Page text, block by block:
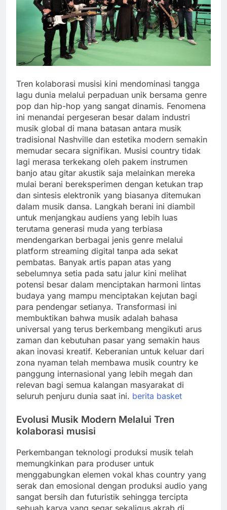
Tren kolaborasi musisi kini mendominasi tangga
lagu dunia melalui perpaduan unik bersama genre
pop dan hip-hop yang sangat dinamis. Fenomena
ini menandai pergeseran besar dalam industri
musik global di mana batasan antara musik
tradisional Nashville dan estetika modern semakin
memudar secara signifikan. Musisi country tidak
lagi merasa terkekang oleh pakem instrumen
banjo atau gitar akustik saja melainkan mereka
mulai berani bereksperimen dengan ketukan trap
dan sintesis elektronik yang biasanya ditemukan
dalam musik dansa. Langkah berani ini diambil
untuk menjangkau audiens yang lebih luas
terutama generasi muda yang terbiasa
mendengarkan berbagai jenis genre melalui
platform streaming digital tanpa ada sekat
pembatas. Banyak artis papan atas yang
sebelumnya setia pada satu jalur kini melihat
potensi besar dalam menciptakan harmoni lintas
budaya yang mampu menciptakan kejutan bagi
para pendengar setianya. Transformasi ini
membuktikan bahwa musik adalah bahasa
universal yang terus berkembang mengikuti arus
zaman dan kebutuhan pasar yang semakin haus
akan inovasi kreatif. Keberanian untuk keluar dari
zona nyaman telah membawa musik country ke
panggung internasional yang lebih megah dan
relevan bagi semua kalangan masyarakat di
seluruh penjuru dunia saat ini. berita basket
Evolusi Musik Modern Melalui Tren
kolaborasi musisi
Perkembangan teknologi produksi musik telah
memungkinkan para produser untuk
menggabungkan elemen vokal khas country yang
serak dan emosional dengan produksi audio yang
sangat bersih dan futuristik sehingga tercipta
sebuah karya yang segar sekaligus akrab di